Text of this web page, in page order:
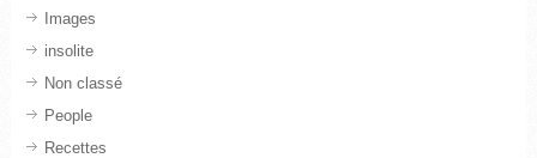
Images
insolite
Non classé
People
Recettes